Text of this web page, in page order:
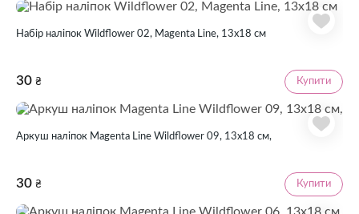
Набір наліпок Wildflower 02, Magenta Line, 13x18 см
30 ₴ Купити
Аркуш наліпок Magenta Line Wildflower 09, 13х18 см,
30 ₴ Купити